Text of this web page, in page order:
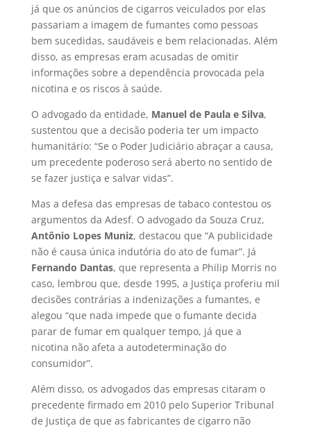
já que os anúncios de cigarros veiculados por elas
passariam a imagem de fumantes como pessoas
bem sucedidas, saudáveis e bem relacionadas. Além
disso, as empresas eram acusadas de omitir
informações sobre a dependência provocada pela
nicotina e os riscos à saúde.
O advogado da entidade, Manuel de Paula e Silva,
sustentou que a decisão poderia ter um impacto
humanitário: “Se o Poder Judiciário abraçar a causa,
um precedente poderoso será aberto no sentido de
se fazer justiça e salvar vidas”.
Mas a defesa das empresas de tabaco contestou os
argumentos da Adesf. O advogado da Souza Cruz,
Antônio Lopes Muniz, destacou que “A publicidade
não é causa única indutória do ato de fumar”. Já
Fernando Dantas, que representa a Philip Morris no
caso, lembrou que, desde 1995, a Justiça proferiu mil
decisões contrárias a indenizações a fumantes, e
alegou “que nada impede que o fumante decida
parar de fumar em qualquer tempo, já que a
nicotina não afeta a autodeterminação do
consumidor”.
Além disso, os advogados das empresas citaram o
precedente firmado em 2010 pelo Superior Tribunal
de Justiça de que as fabricantes de cigarro não